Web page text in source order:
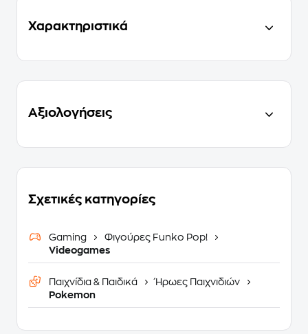
Χαρακτηριστικά
Αξιολογήσεις
Σχετικές κατηγορίες
Gaming
Φιγούρες Funko Pop!
Videogames
Παιχνίδια & Παιδικά
Ήρωες Παιχνιδιών
Pokemon